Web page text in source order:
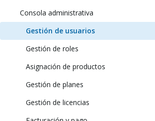
Consola administrativa
Gestión de usuarios
Gestión de roles
Asignación de productos
Gestión de planes
Gestión de licencias